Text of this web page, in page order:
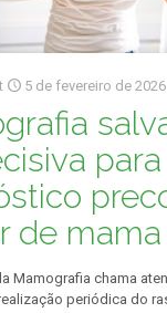
5 de fevereiro de 2026
para
de mama
Mamografia chama
periódica do